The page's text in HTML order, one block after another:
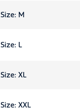
Size: M
Size: L
Size: XL
Size: XXL